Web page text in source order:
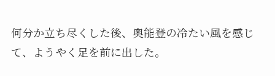
何分か立ち尽くした後、奥能登の冷たい風を感じ
て、ようやく足を前に出した。